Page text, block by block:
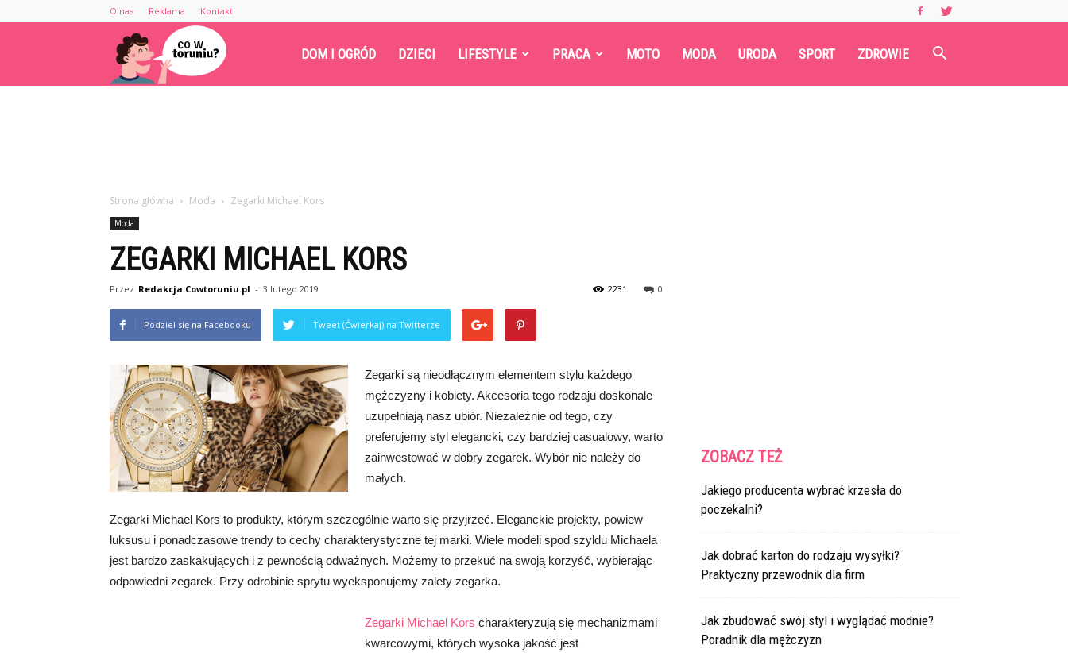
O nas Reklama Kontakt
Cowtoruniu.pl DOM I OGRÓD DZIECI LIFESTYLE PRACA MOTO MODA URODA SPORT ZDROWIE
Strona główna Moda Zegarki Michael Kors
Moda
ZEGARKI MICHAEL KORS
Przez Redakcja Cowtoruniu.pl - 3 lutego 2019 0
2231
Podziel się na Facebooku Tweet (Ćwierkaj) na Twitterze
Zegarki są nieodłącznym elementem stylu każdego
mężczyzny i kobiety. Akcesoria tego rodzaju doskonale
uzupełniają nasz ubiór. Niezależnie od tego, czy
preferujemy styl elegancki, czy bardziej casualowy, warto
zainwestować w dobry zegarek. Wybór nie należy do
małych.
Zegarki Michael Kors to produkty, którym szczególnie warto się przyjrzeć. Eleganckie projekty, powiew
luksusu i ponadczasowe trendy to cechy charakterystyczne tej marki. Wiele modeli spod szyldu Michaela
jest bardzo zaskakujących i z pewnością odważnych. Możemy to przekuć na swoją korzyść, wybierając
odpowiedni zegarek. Przy odrobinie sprytu wyeksponujemy zalety zegarka.
Zegarki Michael Kors charakteryzują się mechanizmami
kwarcowymi, których wysoka jakość jest
ZOBACZ TEŻ
Jakiego producenta wybrać krzesła do
poczekalni?
Jak dobrać karton do rodzaju wysyłki?
Praktyczny przewodnik dla firm
Jak zbudować swój styl i wyglądać modnie?
Poradnik dla mężczyzn